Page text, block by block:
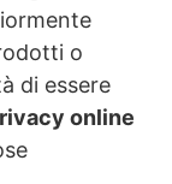
o
di essere
online